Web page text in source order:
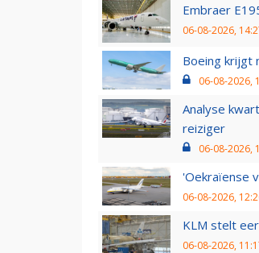
Embraer
06-08-2026,
Boeing krijgt
06-08-2026,
Analyse
reiziger
06-08-2026,
'Oekraïense
06-08-2026,
KLM stelt
06-08-2026,